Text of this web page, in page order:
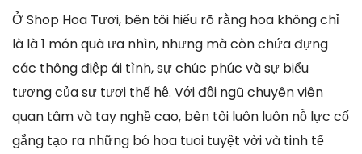
Ở Shop Hoa Tươi, bên tôi hiểu rõ rằng hoa không chỉ
là là 1 món quà ưa nhìn, nhưng mà còn chứa đựng
các thông điệp ái tình, sự chúc phúc và sự biểu
tượng của sự tươi thế hệ. Với đội ngũ chuyên viên
quan tâm và tay nghề cao, bên tôi luôn luôn nỗ lực cố
gắng tạo ra những bó hoa tuoi tuyệt vời và tinh tế